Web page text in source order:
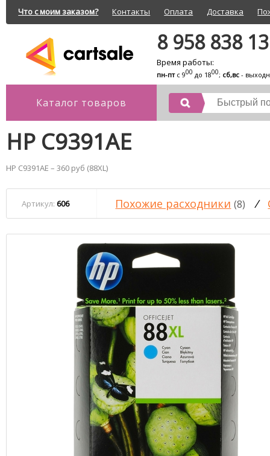
Что с моим заказом? Контакты Оплата Доставка
8 958 838
Время работы:
пн-птс 900 до 1800; сб,вс -
Каталог товаров
HP C9391AE
HP C9391AE – 360 руб (88XL)
Артикул: 606 Похожие расходники (8) /